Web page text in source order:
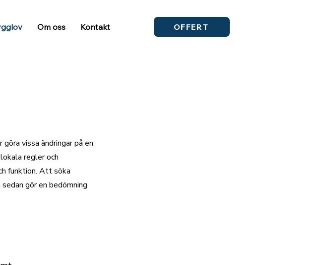
Om oss Kontakt OFFERT
vissa ändringar på en
regler och
funktion. Att söka
gör en bedömning